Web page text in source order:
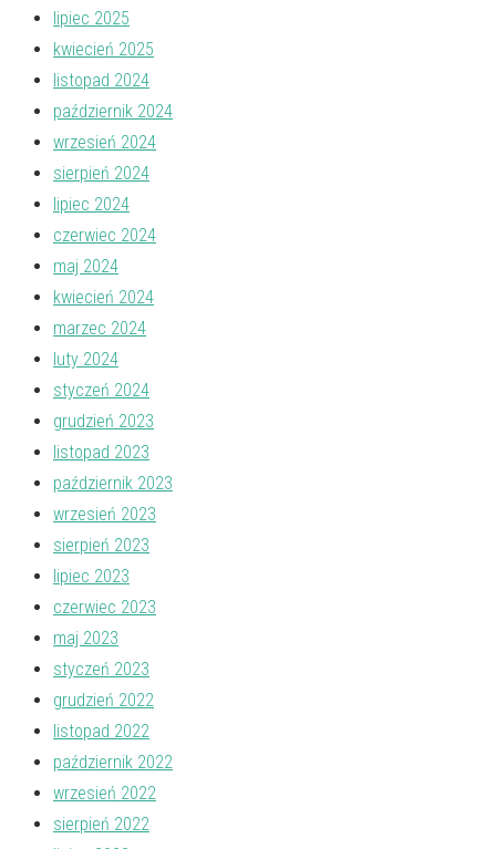
lipiec 2025
kwiecień 2025
listopad 2024
październik 2024
wrzesień 2024
sierpień 2024
lipiec 2024
czerwiec 2024
maj 2024
kwiecień 2024
marzec 2024
luty 2024
styczeń 2024
grudzień 2023
listopad 2023
październik 2023
wrzesień 2023
sierpień 2023
lipiec 2023
czerwiec 2023
maj 2023
styczeń 2023
grudzień 2022
listopad 2022
październik 2022
wrzesień 2022
sierpień 2022